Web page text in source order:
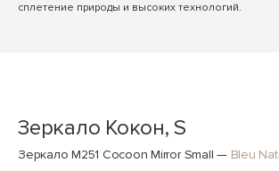
сплетение природы и высоких технологий.
Зеркало Кокон, S
Зеркало M251 Cocoon Mirror Small — Bleu